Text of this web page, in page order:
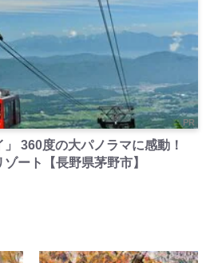
PR
」 360度の大パノラマに感動！
ート【長野県茅野市】